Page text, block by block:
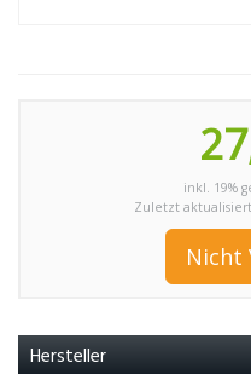
inkl. 19%
Zuletzt aktualisiert
Nicht
Hersteller